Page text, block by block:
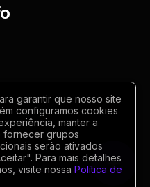
garantir que nosso site
configuramos cookies
manter a
fornecer grupos
serão ativados
Para mais detalhes
visite nossa Política de